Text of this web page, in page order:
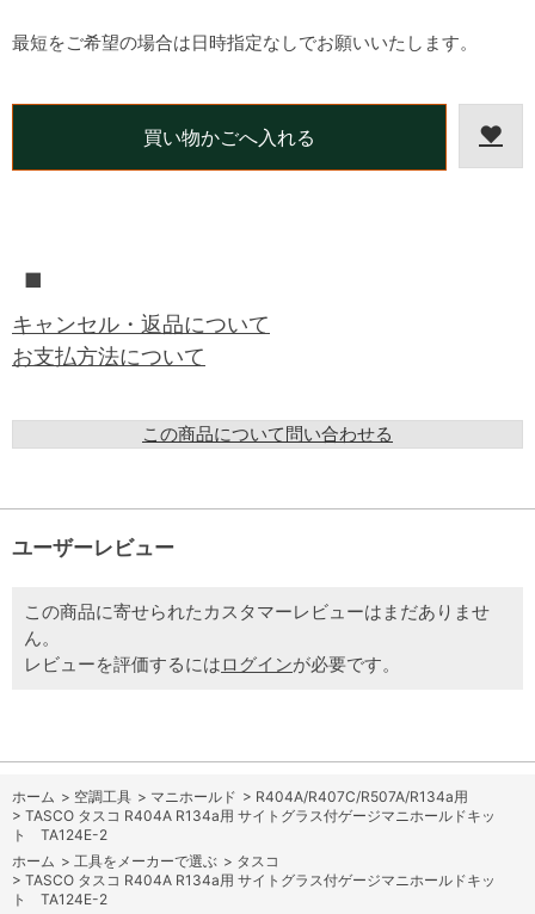
■
キャンセル・返品について
お支払方法について
この商品について問い合わせる
最短をご希望の場合は日時指定なしでお願いいたします。
ユーザーレビュー
この商品に寄せられたカスタマーレビューはまだありませ
ん。
レビューを評価するにはログインが必要です。
ホーム > 空調工具 > マニホールド > R404A/R407C/R507A/R134a用
> TASCO タスコ R404A R134a用 サイトグラス付ゲージマニホールドキッ
ト TA124E-2
ホーム > 工具をメーカーで選ぶ > タスコ
> TASCO タスコ R404A R134a用 サイトグラス付ゲージマニホールドキッ
ト TA124E-2